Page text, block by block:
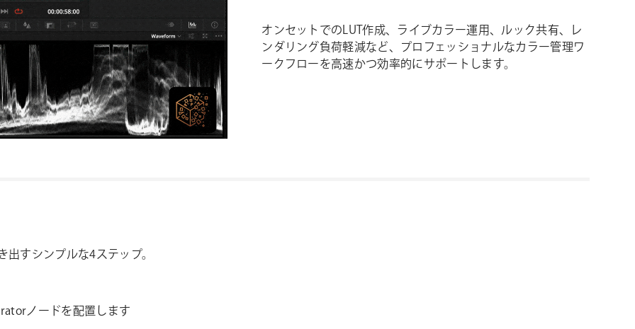
オンセットでのLUT作成、ライブカラー運用、ルック共有、レ
ンダリング負荷軽減など、プロフェッショナルなカラー管理ワ
ークフローを高速かつ効率的にサポートします。
すシンプルな4ステップ。
ノードを配置します